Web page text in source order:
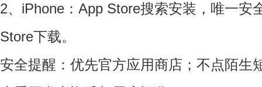
2、iPhone：App Store搜索安装，唯一安
Store下载。
安全提醒：优先官方应用商店；不点陌生